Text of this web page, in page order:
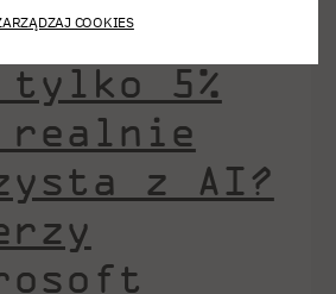
mieliśmy […]
tylko 5%
realnie
z AI?
COOKIES